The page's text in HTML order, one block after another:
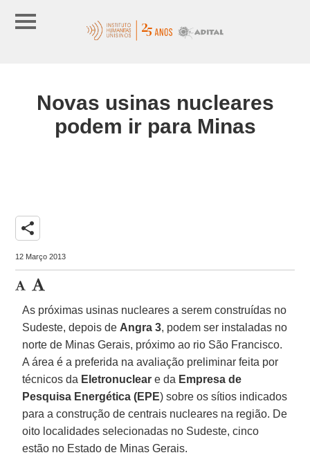
Novas usinas nucleares
podem ir para Minas
share
12 Março 2013
As próximas usinas nucleares a serem construídas no
Sudeste, depois de Angra 3, podem ser instaladas no
norte de Minas Gerais, próximo ao rio São Francisco.
A área é a preferida na avaliação preliminar feita por
técnicos da Eletronucleare da Empresa de
Pesquisa Energética (EPE) sobre os sítios indicados
para a construção de centrais nucleares na região. De
oito localidades selecionadas no Sudeste, cinco
estão no Estado de Minas Gerais.